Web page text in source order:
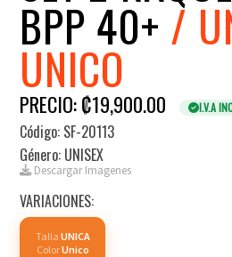
BPP 40+ /
UNICO
PRECIO: ₡19,900.00 I.V.A
Código: SF-20113
Género: UNISEX
Descargar Imagenes
VARIACIONES:
Talla UNICA
ColorUnico